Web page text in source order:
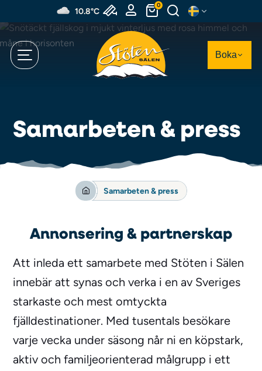
till
huvudinnehållet
10.8°C
0
Boka
Samarbeten & press
Samarbeten & press
Annonsering & partnerskap
Att inleda ett samarbete med Stöten i Sälen
innebär att synas och verka i en av Sveriges
starkaste och mest omtyckta
fjälldestinationer. Med tusentals besökare
varje vecka under säsong når ni en köpstark,
aktiv och familjeorienterad målgrupp i ett